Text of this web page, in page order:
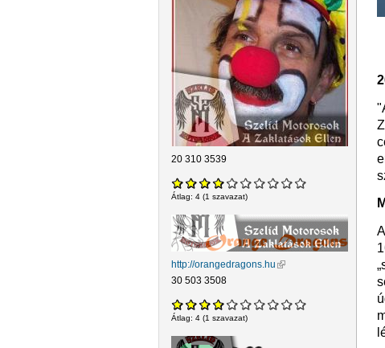
20 310 3539
Átlag: 4 (1 szavazat)
http://orangedragons.hu (külső hivatkozás)
30 503 3508
Átlag: 4 (1 szavazat)